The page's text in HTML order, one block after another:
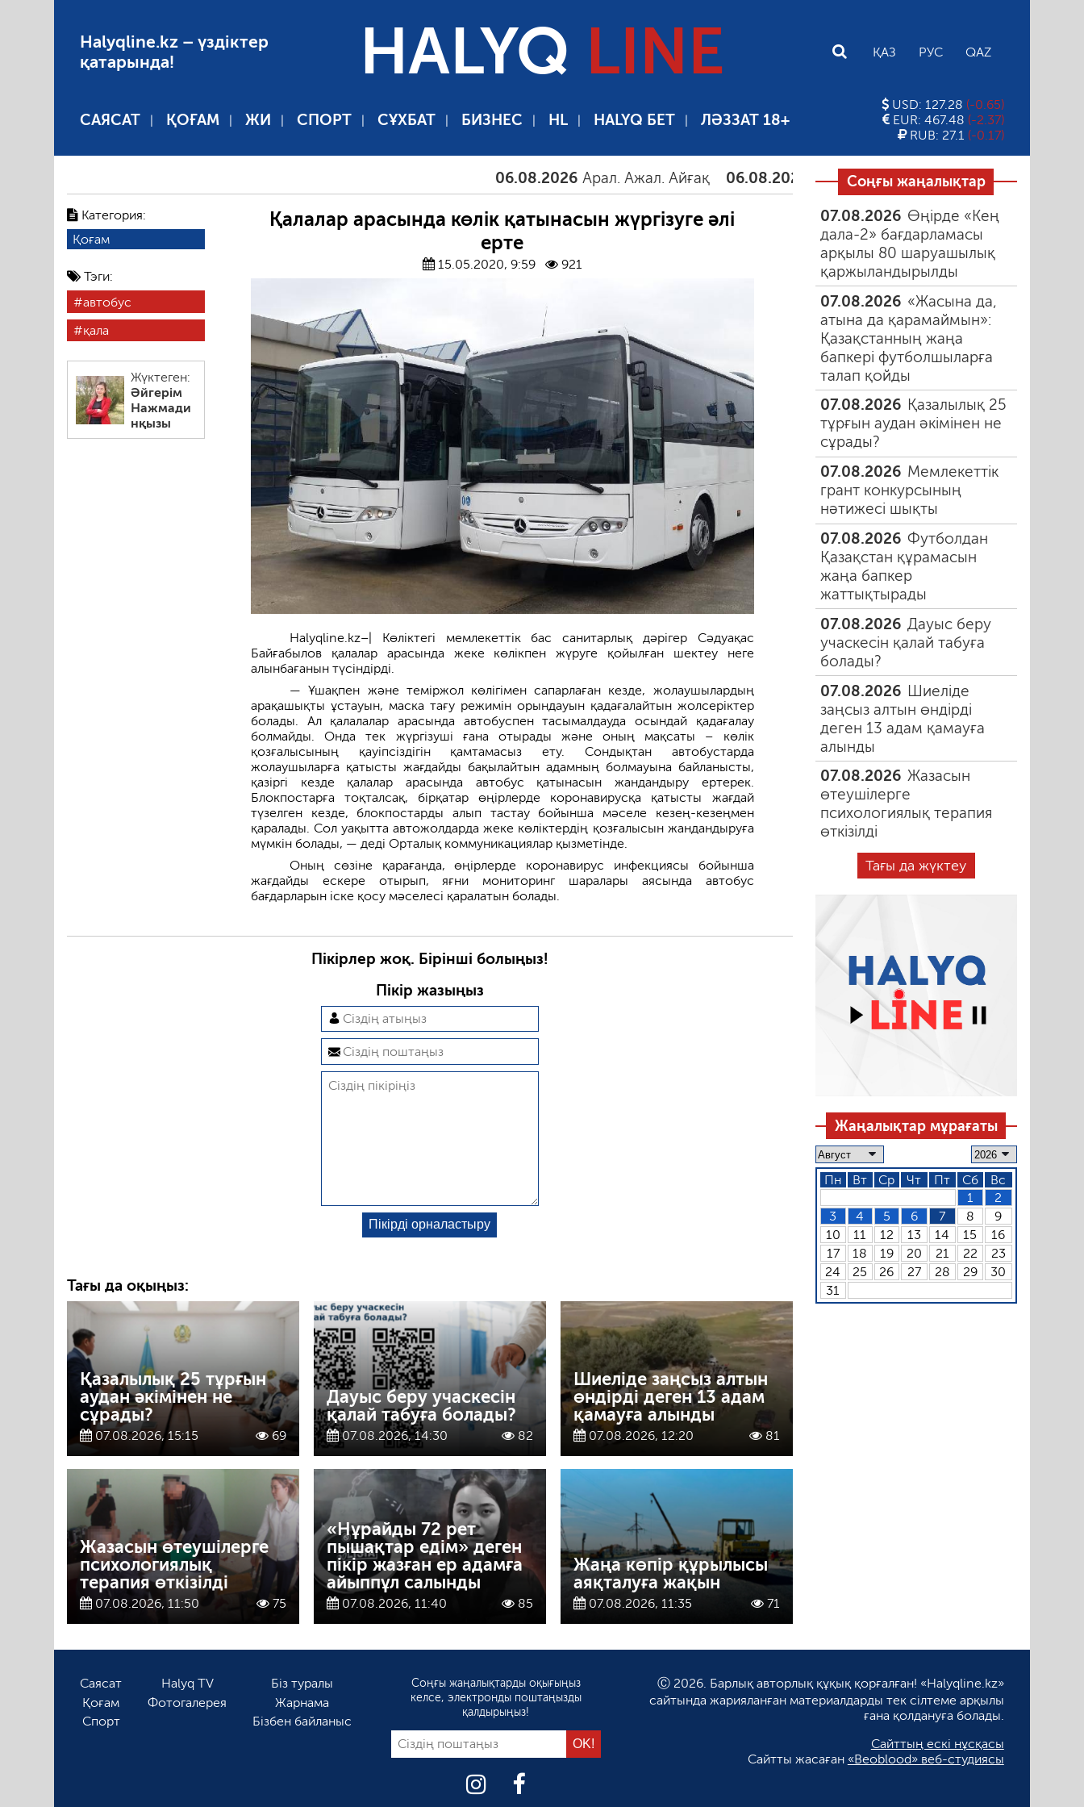
Halyqline.kz – үздіктер
қатарында!
HALYQ LINE ҚАЗ РУС QAZ
САЯСАТ ҚОҒАМ ЖИ СПОРТ СҰХБАТ БИЗНЕС HL HALYQ БЕТ ЛӘЗЗАТ 18+
USD: 127.28 (-0.65)
EUR: 467.48 (-2.37)
RUB: 27.1 (-0.17)
06.08.2026 Арал. Ажал. Айғақ 06.08.2026 Тамыздағы таңғы түтін 06.08.2026
Категория:
Қоғам
Тэги:
автобус
қала
Жүктеген:
Әйгерім
Нажмади
нқызы
Қалалар арасында көлік қатынасын жүргізуге әлі
ерте
15.05.2020, 9:59 921
Halyqline.kz–| Көліктегі мемлекеттік бас санитарлық дәрігер Сәдуақас
Байғабылов қалалар арасында жеке көлікпен жүруге қойылған шектеу неге
алынбағанын түсіндірді.
— Ұшақпен және теміржол көлігімен сапарлаған кезде, жолаушылардың
арақашықты ұстауын, маска тағу режимін орындауын қадағалайтын жолсеріктер
болады. Ал қалалалар арасында автобуспен тасымалдауда осындай қадағалау
болмайды. Онда тек жүргізуші ғана отырады және оның мақсаты – көлік
қозғалысының қауіпсіздігін қамтамасыз ету. Сондықтан автобустарда
жолаушыларға қатысты жағдайды бақылайтын адамның болмауына байланысты,
қазіргі кезде қалалар арасында автобус қатынасын жандандыру ертерек.
Блокпостарға тоқталсақ, бірқатар өңірлерде коронавирусқа қатысты жағдай
түзелген кезде, блокпостарды алып тастау бойынша мәселе кезең-кезеңмен
қаралады. Сол уақытта автожолдарда жеке көліктердің қозғалысын жандандыруға
мүмкін болады, — деді Орталық коммуникациялар қызметінде.
Оның сөзіне қарағанда, өңірлерде коронавирус инфекциясы бойынша
жағдайды ескере отырып, яғни мониторинг шаралары аясында автобус
бағдарларын іске қосу мәселесі қаралатын болады.
Пікірлер жоқ. Бірінші болыңыз!
Пікір жазыңыз
Тағы да оқыңыз:
Қазалылық 25 тұрғын
аудан әкімінен не
сұрады?
07.08.2026, 15:15 69
Дауыс беру учаскесін
қалай табуға болады?
07.08.2026, 14:30 82
Шиеліде заңсыз алтын
өндірді деген 13 адам
қамауға алынды
07.08.2026, 12:20 81
Жазасын өтеушілерге
психологиялық
терапия өткізілді
07.08.2026, 11:50 75
«Нұрайды 72 рет
пышақтар едім» деген
пікір жазған ер адамға
айыппұл салынды
07.08.2026, 11:40 85
Жаңа көпір құрылысы
аяқталуға жақын
07.08.2026, 11:35 71
Соңғы жаңалықтар
07.08.2026 Өңірде «Кең
дала-2» бағдарламасы
арқылы 80 шаруашылық
қаржыландырылды
07.08.2026 «Жасына да,
атына да қарамаймын»:
Қазақстанның жаңа
бапкері футболшыларға
талап қойды
07.08.2026 Қазалылық 25
тұрғын аудан әкімінен не
сұрады?
07.08.2026 Мемлекеттік
грант конкурсының
нәтижесі шықты
07.08.2026 Футболдан
Қазақстан құрамасын
жаңа бапкер
жаттықтырады
07.08.2026 Дауыс беру
учаскесін қалай табуға
болады?
07.08.2026 Шиеліде
заңсыз алтын өндірді
деген 13 адам қамауға
алынды
07.08.2026 Жазасын
өтеушілерге
психологиялық терапия
өткізілді
Тағы да жүктеу
Жаңалықтар мұрағаты
Пн Вт Ср Чт Пт Сб
Вс
1
2
3
4 5 6 7 8
9
10
11 12 13 14 15
16
17
18 19 20 21 22
23
24
25 26 27 28 29
30
31
Саясат
Қоғам
Спорт
Halyq TV
Фотогалерея
Біз туралы
Жарнама
Бізбен байланыс
Соңғы жаңалықтарды оқығыңыз
келсе, электронды поштаңызды
қалдырыңыз!
Ⓒ 2026. Барлық авторлық құқық қорғалған! «Halyqline.kz»
сайтында жарияланған материалдарды тек сілтеме арқылы
ғана қолдануға болады.
Сайттың ескі нұсқасы
Сайтты жасаған «Beoblood» веб-студиясы